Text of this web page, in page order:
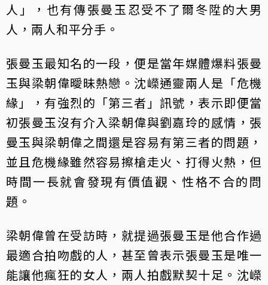
人」，也有傳張曼玉忍受不了爾冬陞的大男
人，兩人和平分手。
張曼玉最知名的一段，便是當年媒體爆料張曼
玉與梁朝偉曖昧熱戀。沈嶸通靈兩人是「危機
緣」，有強烈的「第三者」訊號，表示即便當
初張曼玉沒有介入梁朝偉與劉嘉玲的感情，張
曼玉與梁朝偉之間還是容易有第三者的問題，
並且危機緣雖然容易擦槍走火、打得火熱，但
時間一長就會發現有價值觀、性格不合的問
題。
梁朝偉曾在受訪時，就提過張曼玉是他合作過
最適合拍吻戲的人，甚至曾表示張曼玉是唯一
能讓他瘋狂的女人，兩人拍戲默契十足。沈嶸